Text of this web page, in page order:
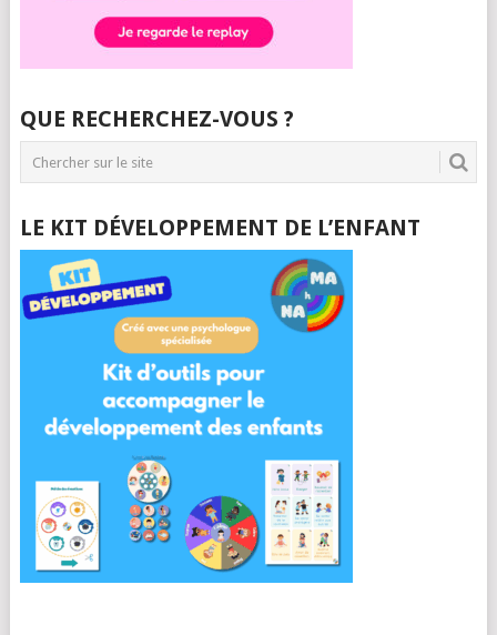
QUE RECHERCHEZ-VOUS ?
LE KIT DÉVELOPPEMENT DE L’ENFANT